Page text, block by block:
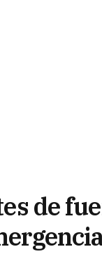
de